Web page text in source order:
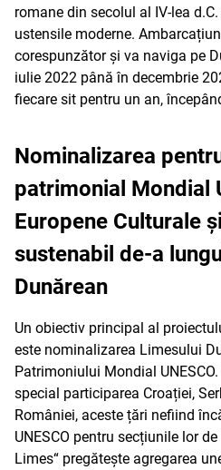
romane din secolul al IV-lea
ustensile moderne.
corespunzător și va naviga pe
iulie 2022 până în decembrie
fiecare sit pentru un an,
Nominalizarea
patrimonial Mondial
Europene Culturale
sustenabil de-a
Dunărean
Un obiectiv principal al
este nominalizarea Limesului
Patrimoniului Mondial
special participarea Croației,
României, aceste țări nefiind
UNESCO pentru secțiunile lor
Limes“ pregătește agregarea